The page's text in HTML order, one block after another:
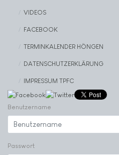
VIDEOS
FACEBOOK
TERMINKALENDER HÖNGEN
DATENSCHUTZERKLÄRUNG
IMPRESSUM TPFC
Benutzername
Passwort